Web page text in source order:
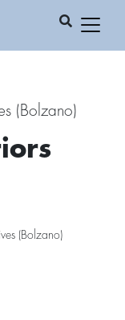
(Bolzano)
(Bolzano)